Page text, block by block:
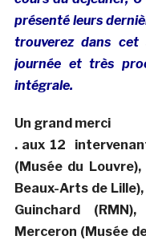
présenté leurs
trouverez dans
journée et très
intégrale.
Un grand merci
. aux 12
(Musée du
Beaux-Arts de
Guinchard
Merceron (Musée